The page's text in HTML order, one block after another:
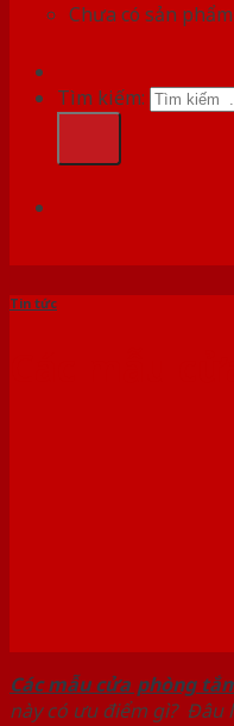
Chưa có sản
Tìm kiếm:
Tin tức
Các mẫu cửa phòng
này có ưu điểm gì? Đâu